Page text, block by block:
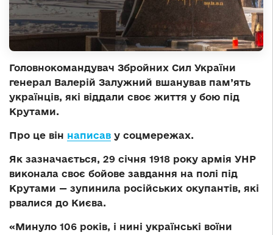
Головнокомандувач Збройних Сил України
генерал Валерій Залужний вшанував пам’ять
українців, які віддали своє життя у бою під
Крутами.
Про це він написав у соцмережах.
Як зазначається, 29 січня 1918 року армія УНР
виконала своє бойове завдання на полі під
Крутами — зупинила російських окупантів, які
рвалися до Києва.
«Минуло 106 років, і нині українські воїни